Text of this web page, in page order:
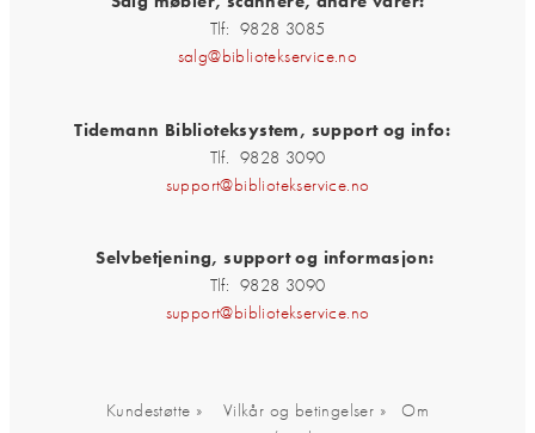
Tlf: 9828 3085
salg@bibliotekservice.no
Tidemann Biblioteksystem, support og info:
Tlf. 9828 3090
support@bibliotekservice.no
Selvbetjening, support og informasjon:
Tlf: 9828 3090
support@bibliotekservice.no
Kundestøtte » Vilkår og betingelser »
Om